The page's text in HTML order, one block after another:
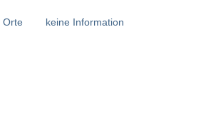
Orte keine Information